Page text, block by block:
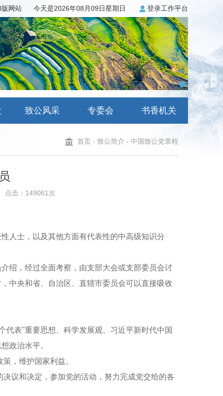
版网站 今天是2026年08月09日星期日 登录工作平台
致公风采 专委会 书香机关
首页 - 致公简介 - 中国致公党章程
点击：149061次
士，以及其他方面有代表性的中高级知识分
，经过全面考察，由支部大会或支部委员会讨
中央和省、自治区、直辖市委员会可以直接吸收
表"重要思想、科学发展观、习近平新时代中国
政治水平。
，维护国家利益。
议和决定，参加党的活动，努力完成党交给的各